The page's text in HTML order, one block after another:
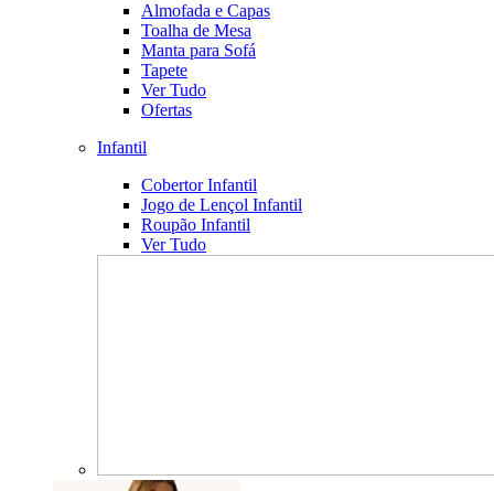
Almofada e Capas
Toalha de Mesa
Manta para Sofá
Tapete
Ver Tudo
Ofertas
Infantil
Cobertor Infantil
Jogo de Lençol Infantil
Roupão Infantil
Ver Tudo